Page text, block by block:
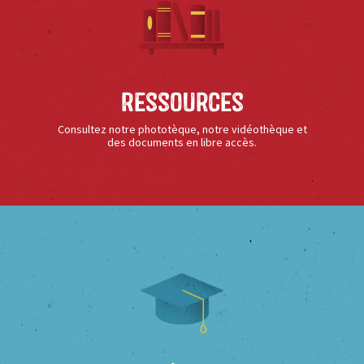
Ressources
Consultez notre phototèque, notre vidéothèque et
des documents en libre accès.